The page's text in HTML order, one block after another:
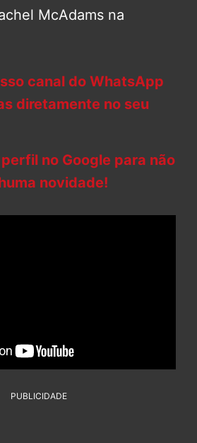
McAdams na
canal do WhatsApp
diretamente no seu
no Google para não
novidade!
PUBLICIDADE